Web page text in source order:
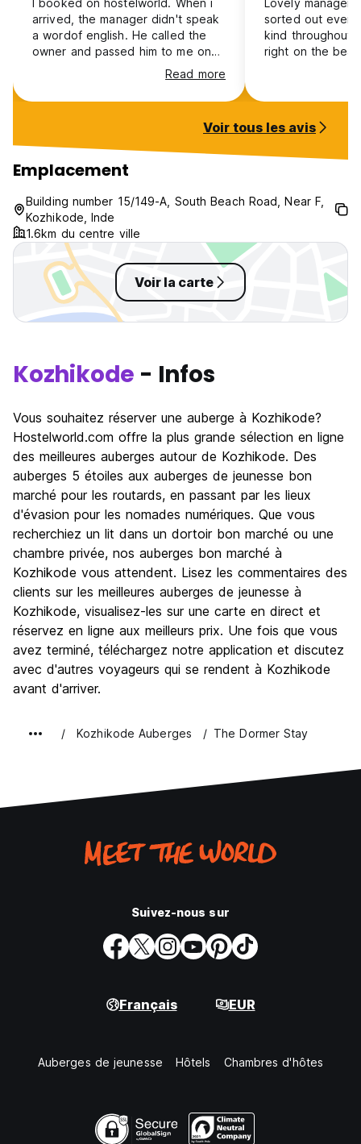
I booked on hostelworld. When i
arrived, the manager didn't speak
a wordof english. He called the
owner and passed him to me on
the phone. The owner told me
there was a problem with the
reservation, and no bed was
problem...
Read more
Lovely manager
sorted out
kind throughout.
right on the
non-Indian
Voir tous les avis
Emplacement
Building number 15/149-A, South Beach Road, Near F,
Kozhikode, Inde
1.6km du centre ville
Voir la carte
Kozhikode - Infos
Vous souhaitez réserver une auberge à Kozhikode?
Hostelworld.com offre la plus grande sélection en ligne
des meilleures auberges autour de Kozhikode. Des
auberges 5 étoiles aux auberges de jeunesse bon
marché pour les routards, en passant par les lieux
d'évasion pour les nomades numériques. Que vous
recherchiez un lit dans un dortoir bon marché ou une
chambre privée, nos auberges bon marché à
Kozhikode vous attendent. Lisez les commentaires des
clients sur les meilleures auberges de jeunesse à
Kozhikode, visualisez-les sur une carte en direct et
réservez en ligne aux meilleurs prix. Une fois que vous
avez terminé, téléchargez notre application et discutez
avec d'autres voyageurs qui se rendent à Kozhikode
avant d'arriver.
Kozhikode Auberges The Dormer Stay
Suivez-nous sur
Français EUR
Auberges de jeunesse Hôtels Chambres d'hôtes